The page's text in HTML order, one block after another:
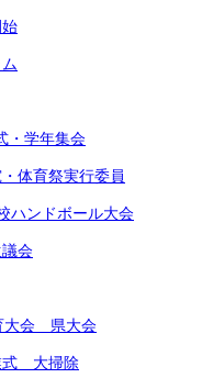
・学年集会
体育祭実行委員
ンドボール大会
会
大会 県大会
式 大掃除